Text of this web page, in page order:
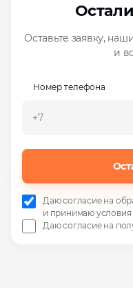
Оставьте заявку,
и
Номер телефона
Даю согласие на
и принимаю условия
Даю согласие на